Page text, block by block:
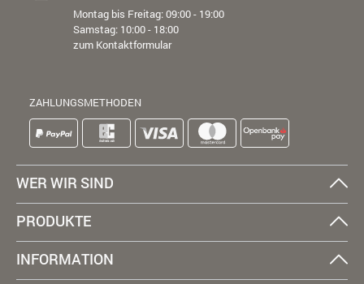
Montag bis Freitag: 09:00 - 19:00
Samstag: 10:00 - 18:00
zum Kontaktformular
ZAHLUNGSMETHODEN
WER WIR SIND
PRODUKTE
INFORMATION